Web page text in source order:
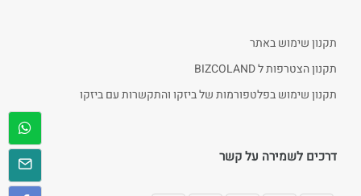
תקנון שימוש באתר
תקנון הצטרפות ל BIZCOLAND
תקנון שימוש בפלטפורמות של ביזקו והתקשרות עם ביזקו
דרכים לשמירה על קשר